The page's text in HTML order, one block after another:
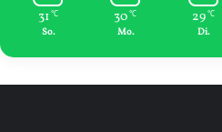
31 ℃
So.
30℃
Mo.
29 ℃
Di.